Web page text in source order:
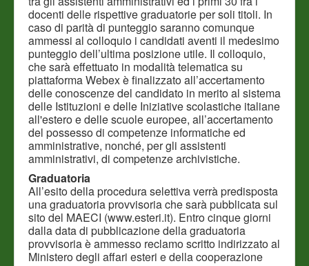
docenti delle rispettive graduatorie per soli titoli. In
caso di parità di punteggio saranno comunque
ammessi al colloquio i candidati aventi il medesimo
punteggio dell’ultima posizione utile. Il colloquio,
che sarà effettuato in modalità telematica su
piattaforma Webex è finalizzato all’accertamento
delle conoscenze del candidato in merito al sistema
delle Istituzioni e delle Iniziative scolastiche italiane
all'estero e delle scuole europee, all’accertamento
del possesso di competenze informatiche ed
amministrative, nonché, per gli assistenti
amministrativi, di competenze archivistiche.
Graduatoria
All’esito della procedura selettiva verrà predisposta
una graduatoria provvisoria che sarà pubblicata sul
sito del MAECI (www.esteri.it). Entro cinque giorni
dalla data di pubblicazione della graduatoria
provvisoria è ammesso reclamo scritto indirizzato al
Ministero degli affari esteri e della cooperazione